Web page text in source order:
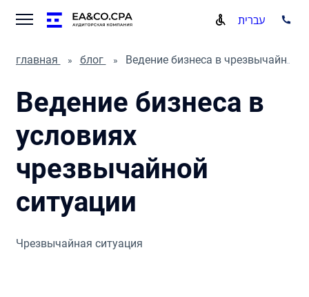
עברית
главная блог Ведение бизнеса в чрезвычайной ситуации
Ведение бизнеса в
условиях
чрезвычайной
ситуации
Чрезвычайная ситуация